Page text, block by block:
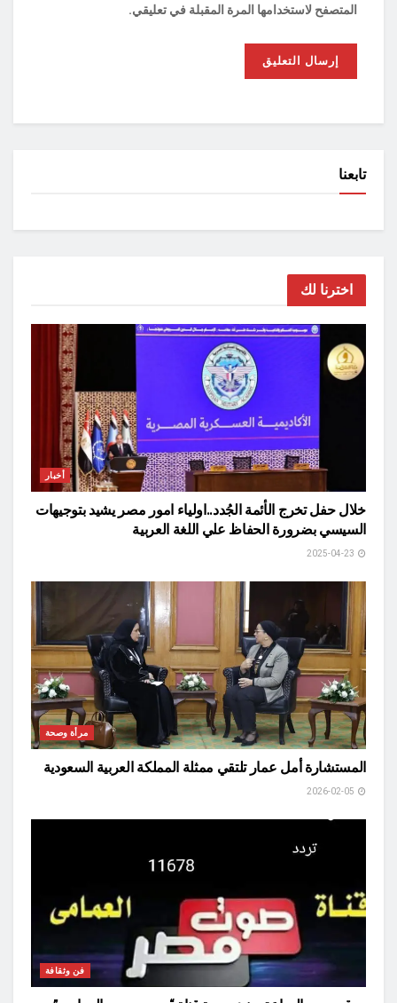
المتصفح لاستخدامها المرة المقبلة في تعليقي.
تابعنا
اخترنا لك
أخبار
خلال حفل تخرج الأئمة الجُدد..اولياء امور مصر يشيد بتوجيهات
السيسي بضرورة الحفاظ علي اللغة العربية
مرأة وصحة
المستشارة أمل عمار تلتقي ممثلة المملكة العربية السعودية
فن وثقافة